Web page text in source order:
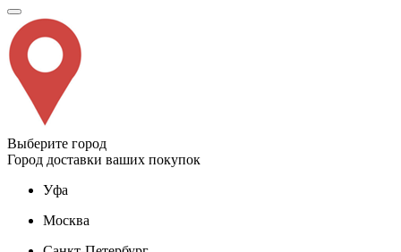
Выберите город
Город доставки ваших покупок
Уфа
Москва